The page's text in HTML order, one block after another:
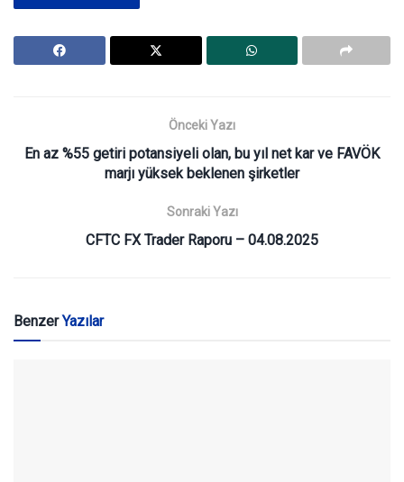
Önceki Yazı
En az %55 getiri potansiyeli olan, bu yıl net kar ve FAVÖK
marjı yüksek beklenen şirketler
Sonraki Yazı
CFTC FX Trader Raporu – 04.08.2025
BenzerYazılar